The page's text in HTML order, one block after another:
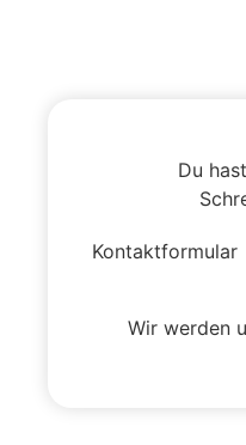
Du
Kontaktformular
Wir werden